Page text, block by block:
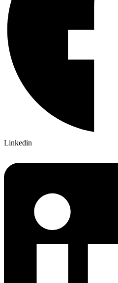
Linkedin